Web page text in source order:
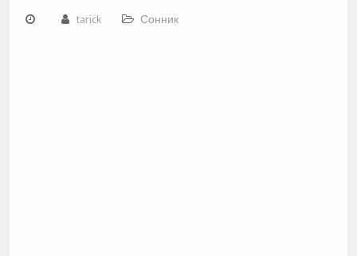
tarick Сонник